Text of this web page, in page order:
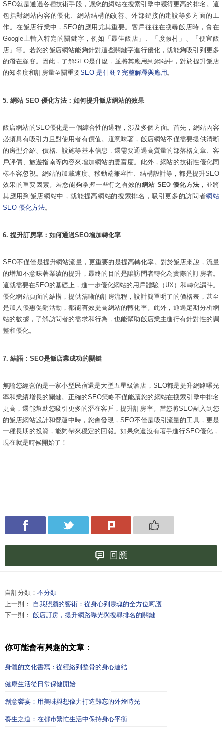
SEO就是通過各種技術手段，讓您的網站在搜索引擎中獲得更高的排名。這
包括對網站內容的優化、網站結構的改善、外部鏈接的建設等多方面的工
作。在飯店行業中，SEO的應用尤其重要。客戶往往在搜尋飯店時，會在
Google上輸入特定的關鍵字，例如「最佳飯店」、「度假村」、「便宜飯
店」等。若您的飯店網站能夠針對這些關鍵字進行優化，就能夠吸引到更多
的潛在顧客。因此，了解SEO是什麼，並將其應用到網站中，對於提升飯店
的知名度和訂房量至關重要SEO 是什麼？完整解釋與應用 。
5. 網站 SEO 優化方法：如何提升飯店網站的效果
飯店網站的SEO優化是一個綜合性的過程，涉及多個方面。首先，網站內容
必須具有吸引力且對使用者有價值。這意味著，飯店網站不僅需要提供清晰
的房型介紹、價格、設施等基本信息，還需要通過高質量的部落格文章、客
戶評價、旅遊指南等內容來增加網站的豐富度。此外，網站的技術性優化同
樣不容忽視。網站的加載速度、移動端兼容性、結構設計等，都是提升SEO
效果的重要因素。若您能夠掌握一些行之有效的網站 SEO 優化方法 ，並將
其應用到飯店網站中，就能提高網站的搜索排名，吸引更多的訪問者網站
SEO 優化方法。
6. 提升訂房率：如何通過SEO增加轉化率
SEO不僅僅是提升網站流量，更重要的是提高轉化率。對於飯店來說，流量
的增加不意味著業績的提升，最終的目的是讓訪問者轉化為實際的訂房者。
這就需要在SEO的基礎上，進一步優化網站的用戶體驗（UX）和轉化漏斗。
優化網站頁面的結構，提供清晰的訂房流程，設計簡單明了的價格表，甚至
是加入優惠促銷活動，都能有效提高網站的轉化率。此外，通過定期分析網
站的數據，了解訪問者的需求和行為，也能幫助飯店業主進行有針對性的調
整和優化。
7. 結語：SEO是飯店業成功的關鍵
無論您經營的是一家小型民宿還是大型五星級酒店，SEO都是提升網路曝光
率和業績增長的關鍵。正確的SEO策略不僅能讓您的網站在搜索引擎中排名
更高，還能幫助您吸引更多的潛在客戶，提升訂房率。當您將SEO融入到您
的飯店網站設計和營運中時，您會發現，SEO不僅是吸引流量的工具，更是
一種長期的投資，能夠帶來穩定的回報。如果您還沒有著手進行SEO優化，
現在就是時候開始了！
回應
自訂分類： 不分類
上一則： 自我照顧的藝術：從身心到靈魂的全方位呵護
下一則： 飯店訂房，提升網路曝光與搜尋排名的關鍵
你可能會有興趣的文章：
身體的文化書寫：從經絡到整骨的身心連結
健康生活從日常保健開始
創意饗宴：用美味與想像力打造難忘的外燴時光
養生之道：在都市繁忙生活中保持身心平衡